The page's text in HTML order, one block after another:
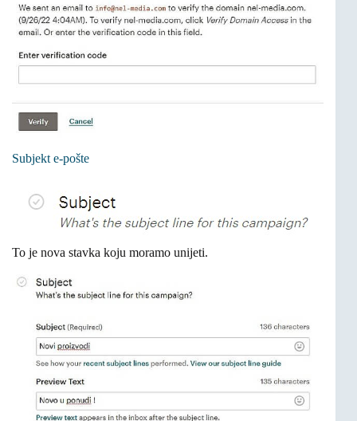
Subjekt e-pošte
To je nova stavka koju moramo unijeti.